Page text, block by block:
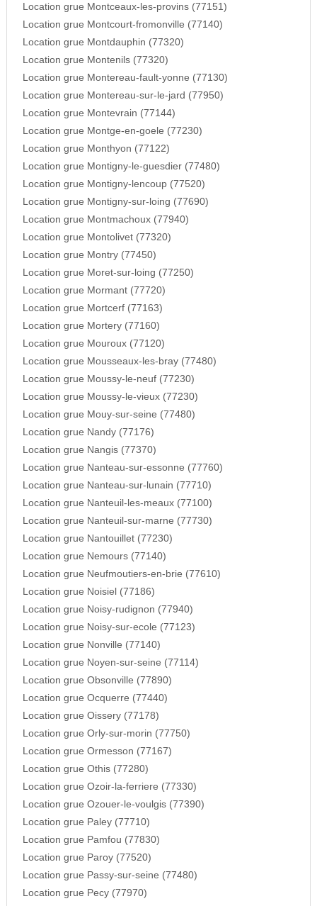
Location grue Montceaux-les-provins (77151)
Location grue Montcourt-fromonville (77140)
Location grue Montdauphin (77320)
Location grue Montenils (77320)
Location grue Montereau-fault-yonne (77130)
Location grue Montereau-sur-le-jard (77950)
Location grue Montevrain (77144)
Location grue Montge-en-goele (77230)
Location grue Monthyon (77122)
Location grue Montigny-le-guesdier (77480)
Location grue Montigny-lencoup (77520)
Location grue Montigny-sur-loing (77690)
Location grue Montmachoux (77940)
Location grue Montolivet (77320)
Location grue Montry (77450)
Location grue Moret-sur-loing (77250)
Location grue Mormant (77720)
Location grue Mortcerf (77163)
Location grue Mortery (77160)
Location grue Mouroux (77120)
Location grue Mousseaux-les-bray (77480)
Location grue Moussy-le-neuf (77230)
Location grue Moussy-le-vieux (77230)
Location grue Mouy-sur-seine (77480)
Location grue Nandy (77176)
Location grue Nangis (77370)
Location grue Nanteau-sur-essonne (77760)
Location grue Nanteau-sur-lunain (77710)
Location grue Nanteuil-les-meaux (77100)
Location grue Nanteuil-sur-marne (77730)
Location grue Nantouillet (77230)
Location grue Nemours (77140)
Location grue Neufmoutiers-en-brie (77610)
Location grue Noisiel (77186)
Location grue Noisy-rudignon (77940)
Location grue Noisy-sur-ecole (77123)
Location grue Nonville (77140)
Location grue Noyen-sur-seine (77114)
Location grue Obsonville (77890)
Location grue Ocquerre (77440)
Location grue Oissery (77178)
Location grue Orly-sur-morin (77750)
Location grue Ormesson (77167)
Location grue Othis (77280)
Location grue Ozoir-la-ferriere (77330)
Location grue Ozouer-le-voulgis (77390)
Location grue Paley (77710)
Location grue Pamfou (77830)
Location grue Paroy (77520)
Location grue Passy-sur-seine (77480)
Location grue Pecy (77970)